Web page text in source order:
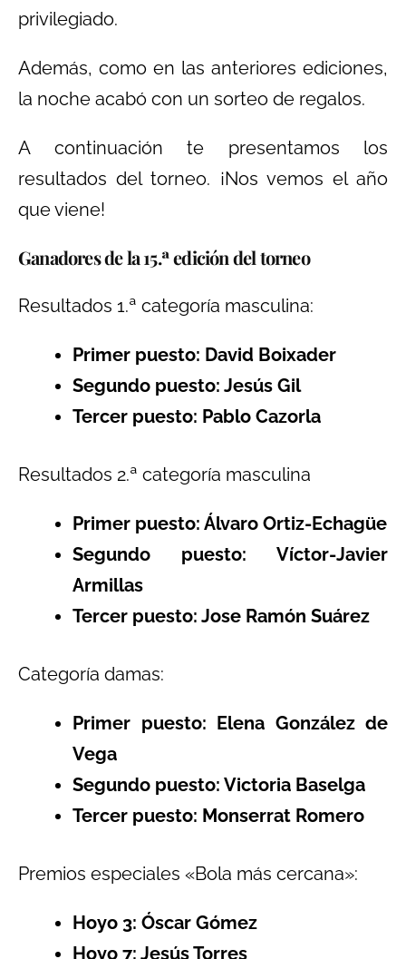
privilegiado.
Además, como en las anteriores ediciones,
la noche acabó con un sorteo de regalos.
A continuación te presentamos los
resultados del torneo. ¡Nos vemos el año
que viene!
Ganadores de la 15.ª edición del torneo
Resultados 1.ª categoría masculina:
Primer puesto: David Boixader
Segundo puesto: Jesús Gil
Tercer puesto: Pablo Cazorla
Resultados 2.ª categoría masculina
Primer puesto: Álvaro Ortiz-Echagüe
Segundo puesto: Víctor-Javier
Armillas
Tercer puesto: Jose Ramón Suárez
Categoría damas:
Primer puesto: Elena González de
Vega
Segundo puesto: Victoria Baselga
Tercer puesto: Monserrat Romero
Premios especiales «Bola más cercana»:
Hoyo 3: Óscar Gómez
Hoyo 7: Jesús Torres